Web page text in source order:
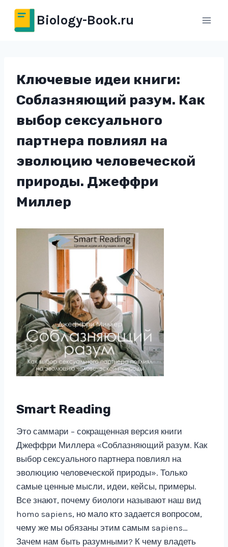
Перейти
содержимому
Biology-Book.ru
Ключевые идеи книги:
Соблазняющий разум. Как
выбор сексуального
партнера повлиял на
эволюцию человеческой
природы. Джеффри
Миллер
Smart Reading
Это саммари – сокращенная версия книги
Джеффри Миллера «Соблазняющий разум. Как
выбор сексуального партнера повлиял на
эволюцию человеческой природы». Только
самые ценные мысли, идеи, кейсы, примеры.
Все знают, почему биологи называют наш вид
homo sapiens, но мало кто задается вопросом,
чему же мы обязаны этим самым sapiens…
Зачем нам быть разумными? К чему владеть